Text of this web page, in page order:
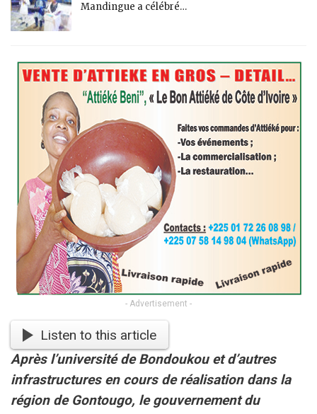
Mandingue a célébré…
- Advertisement -
Listen to this article
Après l’université de Bondoukou et d’autres
infrastructures en cours de réalisation dans la
région de Gontougo, le gouvernement du